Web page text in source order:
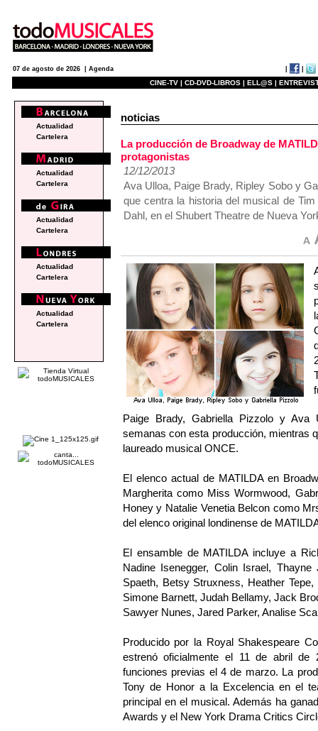
07 de agosto de 2026 | Agenda
CINE-TV | CD-DVD-LIBROS | ELL@S |
noticias
La producción de Broadway de
protagonistas
12/12/2013
Ava Ulloa, Paige Brady, Ripley Sobo y
que centra la historia del musical de
Dahl, en el Shubert Theatre de Nueva
Paige Brady, Gabriella Pizzolo y Ava
semanas con esta producción, mientras
laureado musical ONCE.
El elenco actual de MATILDA en
Margherita como Miss Wormwood,
Honey y Natalie Venetia Belcon como
del elenco original londinense de
El ensamble de MATILDA incluye a
Nadine Isenegger, Colin Israel,
Spaeth, Betsy Struxness, Heather
Simone Barnett, Judah Bellamy, Jack
Sawyer Nunes, Jared Parker, Analise
Producido por la Royal Shakespeare
estrenó oficialmente el 11 de abril de
funciones previas el 4 de marzo. La
Tony de Honor a la Excelencia en el
principal en el musical. Además ha
Awards y el New York Drama Critics
Actualidad
Cartelera
Actualidad
Cartelera
Actualidad
Cartelera
Actualidad
Cartelera
Actualidad
Cartelera